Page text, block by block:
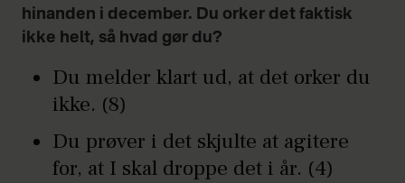
hinanden i december. Du orker det faktisk
ikke helt, så hvad gør du?
Du melder klart ud, at det orker du
ikke. (8)
Du prøver i det skjulte at agitere
for, at I skal droppe det i år. (4)